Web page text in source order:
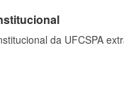
da UFCSPA